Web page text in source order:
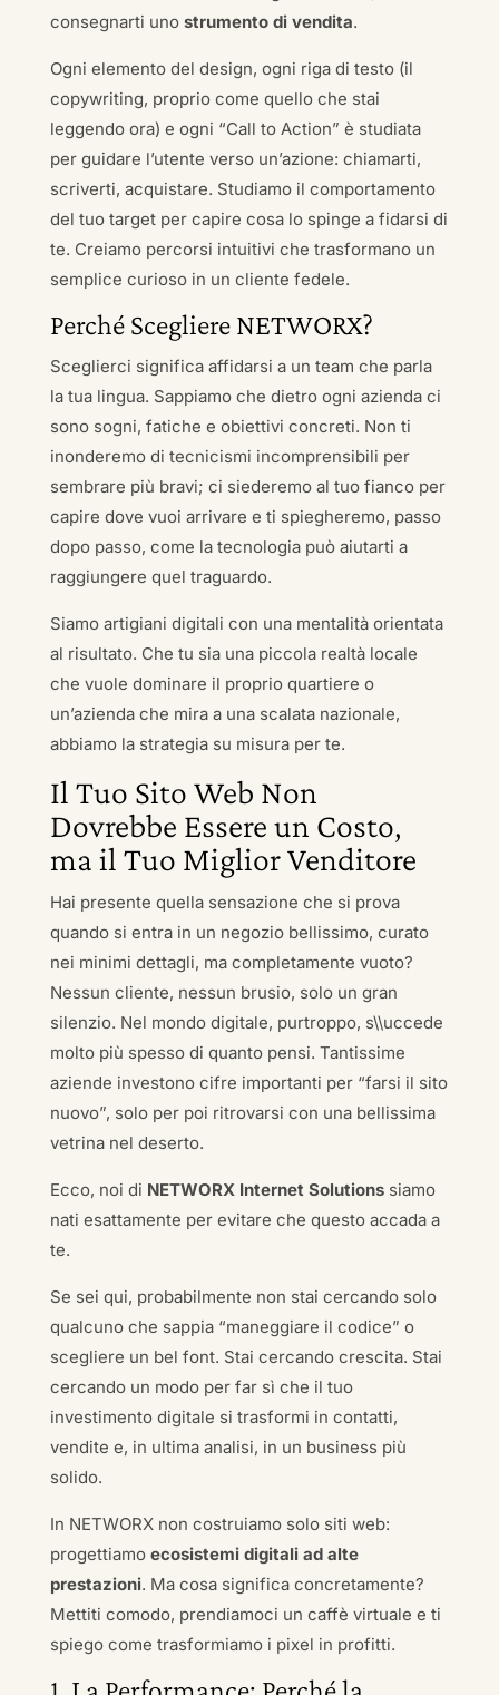
consegnarti uno strumento di vendita.
Ogni elemento del design, ogni riga di testo (il
copywriting, proprio come quello che stai
leggendo ora) e ogni “Call to Action” è studiata
per guidare l’utente verso un’azione: chiamarti,
scriverti, acquistare. Studiamo il comportamento
del tuo target per capire cosa lo spinge a fidarsi di
te. Creiamo percorsi intuitivi che trasformano un
semplice curioso in un cliente fedele.
Perché Scegliere NETWORX?
Sceglierci significa affidarsi a un team che parla
la tua lingua. Sappiamo che dietro ogni azienda ci
sono sogni, fatiche e obiettivi concreti. Non ti
inonderemo di tecnicismi incomprensibili per
sembrare più bravi; ci siederemo al tuo fianco per
capire dove vuoi arrivare e ti spiegheremo, passo
dopo passo, come la tecnologia può aiutarti a
raggiungere quel traguardo.
Siamo artigiani digitali con una mentalità orientata
al risultato. Che tu sia una piccola realtà locale
che vuole dominare il proprio quartiere o
un’azienda che mira a una scalata nazionale,
abbiamo la strategia su misura per te.
Il Tuo Sito Web Non
Dovrebbe Essere un Costo,
ma il Tuo Miglior Venditore
Hai presente quella sensazione che si prova
quando si entra in un negozio bellissimo, curato
nei minimi dettagli, ma completamente vuoto?
Nessun cliente, nessun brusio, solo un gran
silenzio. Nel mondo digitale, purtroppo, s\\uccede
molto più spesso di quanto pensi. Tantissime
aziende investono cifre importanti per “farsi il sito
nuovo”, solo per poi ritrovarsi con una bellissima
vetrina nel deserto.
Ecco, noi di NETWORX Internet Solutionssiamo
nati esattamente per evitare che questo accada a
te.
Se sei qui, probabilmente non stai cercando solo
qualcuno che sappia “maneggiare il codice” o
scegliere un bel font. Stai cercando crescita. Stai
cercando un modo per far sì che il tuo
investimento digitale si trasformi in contatti,
vendite e, in ultima analisi, in un business più
solido.
In NETWORX non costruiamo solo siti web:
progettiamo ecosistemi digitali ad alte
prestazioni. Ma cosa significa concretamente?
Mettiti comodo, prendiamoci un caffè virtuale e ti
spiego come trasformiamo i pixel in profitti.